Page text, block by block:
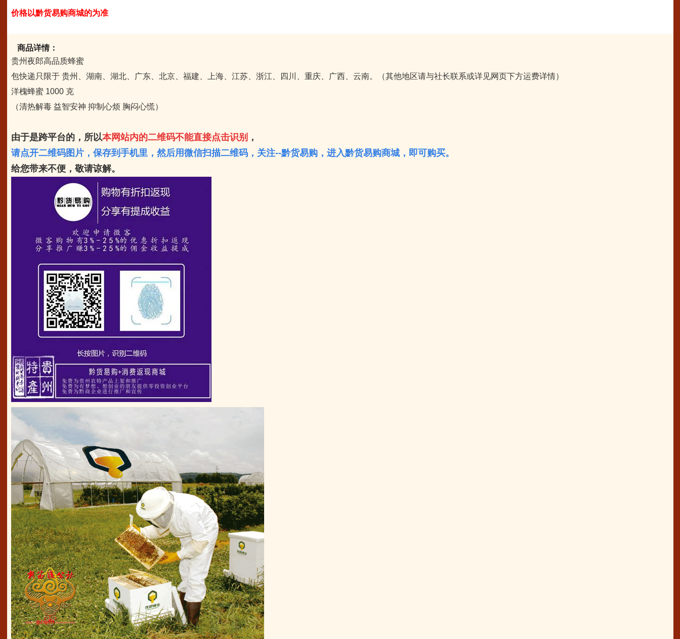
价格以黔货易购商城的为准
商品详情：
贵州夜郎高品质蜂蜜
包快递只限于 贵州、湖南、湖北、广东、北京、福建、上海、江苏、浙江、四川、重庆、广西、云南。（其他地区请与社长联系或详见网页下方运费详情）
洋槐蜂蜜 1000 克
（清热解毒 益智安神 抑制心烦 胸闷心慌）
由于是跨平台的，所以本网站内的二维码不能直接点击识别 ，
请点开二维码图片，保存到手机里， 然后用微信扫描二维码，关注--黔货易购，进入黔货易购商城，即可购买。
给您带来不便，敬请谅解。